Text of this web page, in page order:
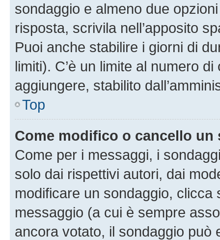
sondaggio e almeno due
risposta, scrivila nell’apposito
Puoi anche stabilire i giorni di
limiti). C’è un limite al numero
aggiungere, stabilito
Top
Come modifico o cancello un
Come per i messaggi, i
solo dai rispettivi autori, dai
modificare un sondaggio,
messaggio (a cui è sempre
ancora votato, il sondaggio può